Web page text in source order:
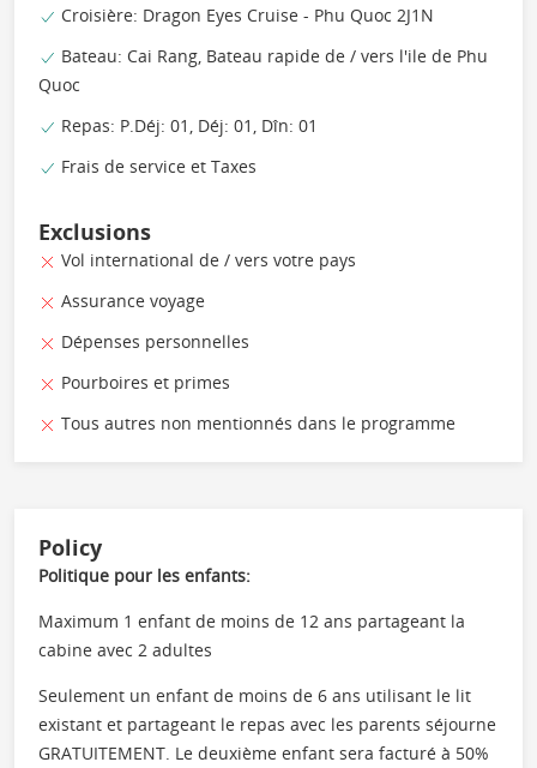
Croisière: Dragon Eyes Cruise - Phu Quoc 2J1N
Bateau: Cai Rang, Bateau rapide de / vers l'ile de Phu
Quoc
Repas: P.Déj: 01, Déj: 01, Dîn: 01
Frais de service et Taxes
Exclusions
Vol international de / vers votre pays
Assurance voyage
Dépenses personnelles
Pourboires et primes
Tous autres non mentionnés dans le programme
Policy
Politique pour les enfants:
Maximum 1 enfant de moins de 12 ans partageant la
cabine avec 2 adultes
Seulement un enfant de moins de 6 ans utilisant le lit
existant et partageant le repas avec les parents séjourne
GRATUITEMENT. Le deuxième enfant sera facturé à 50%